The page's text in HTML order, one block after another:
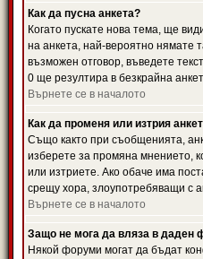
Как да пусна анкета?
Когато пускате нова тема, ще
на анкета, най-вероятно нямате
възможен отговор, въведете
0 ще резултира в безкрайна
Върнете се в началото
Как да променя или изтрия
Също както при съобщенията,
изберете за промяна мнението,
или изтриете. Ако обаче има
срещу хора, злоупотребяващи с
Върнете се в началото
Защо не мога да вляза в даден
Някой форуми могат да бъдат